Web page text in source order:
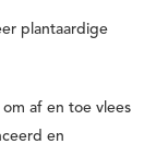
plantaardige
af en toe vlees
en